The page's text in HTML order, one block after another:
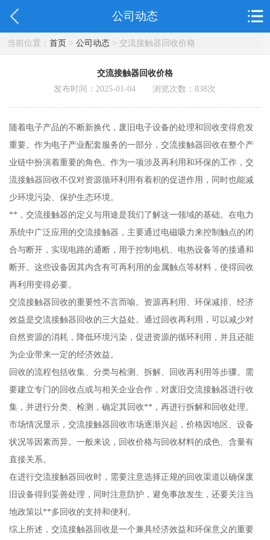
公司动态
当前位置： 首页> 公司动态> 交流接触器回收价格
交流接触器回收价格
发布时间：2025-01-04 浏览次数：838次
随着电子产品的不断新换代，废旧电子设备的处理和回收变得愈发
重要。作为电子产业配套服务的一部分，交流接触器回收在整个产
业链中扮演着重要的角色。作为一项涉及再利用和环保的工作，交
流接触器回收不仅对资源循环利用有着积的促进作用，同时也能减
少环境污染、保护生态环境。
**，交流接触器的定义与用途是我们了解这一领域的基础。在电力
系统中广泛应用的交流接触器，主要通过电磁吸力来控制触点的闭
合与断开，实现电路的通断，用于控制电机、电热设备等的接通和
断开。这些设备因其内含有可再利用的金属触点等材料，使得回收
再利用变得必要。
交流接触器回收的重要性不言而喻。资源再利用、环保减排、经济
效益是交流接触器回收的三大益处。通过回收再利用，可以减少对
自然资源的消耗，降低环境污染，促进资源的循环利用，并且还能
为企业带来一定的经济效益。
回收的流程包括收集、分类与检测、拆解、回收再利用等步骤。需
要建立专门的回收点或与相关企业合作，对废旧交流接触器进行收
集，并进行分类、检测，确定其回收**，再进行拆解和回收处理。
市场情况显示，交流接触器回收市场逐渐兴起，价格因地区、设备
状况等因素而异。一般来说，回收价格与回收材料的成色、含量有
直接关系。
在进行交流接触器回收时，需要注意选择正规的回收渠道以确保废
旧设备得到妥善处理，同时注意防护，避免事故发生，还要关注当
地政策以**多回收的支持和便利。
综上所述，交流接触器回收是一个兼具经济效益和环保意义的重要